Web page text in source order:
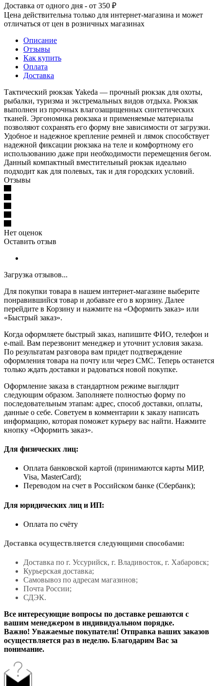
Доставка от одного дня - от 350 ₽
Цена действительна только для интернет-магазина и может
отличаться от цен в розничных магазинах
Описание
Отзывы
Как купить
Оплата
Доставка
Тактический рюкзак Yakedа ― прочный рюкзак для охоты,
рыбалки, туризма и экстремальных видов отдыха. Рюкзак
выполнен из прочных влагозащищенных синтетических
тканей. Эргономика рюкзака и применяемые материалы
позволяют сохранять его форму вне зависимости от загрузки.
Удобное и надежное крепление ремней и лямок способствует
надежной фиксации рюкзака на теле и комфортному его
использованию даже при необходимости перемещения бегом.
Данный компактный вместительный рюкзак идеально
подходит как для полевых, так и для городских условий.
Отзывы
Нет оценок
Оставить отзыв
Загрузка отзывов...
Для покупки товара в нашем интернет-магазине выберите
понравившийся товар и добавьте его в корзину. Далее
перейдите в Корзину и нажмите на «Оформить заказ» или
«Быстрый заказ».
Когда оформляете быстрый заказ, напишите ФИО, телефон и
e-mail. Вам перезвонит менеджер и уточнит условия заказа.
По результатам разговора вам придет подтверждение
оформления товара на почту или через СМС. Теперь останется
только ждать доставки и радоваться новой покупке.
Оформление заказа в стандартном режиме выглядит
следующим образом. Заполняете полностью форму по
последовательным этапам: адрес, способ доставки, оплаты,
данные о себе. Советуем в комментарии к заказу написать
информацию, которая поможет курьеру вас найти. Нажмите
кнопку «Оформить заказ».
Для физических лиц:
Оплата банковской картой (принимаются карты МИР,
Visa, MasterCard);
Переводом на счет в Российском банке (Сбербанк);
Для юридических лиц и ИП:
Оплата по счёту
Доставка осуществляется следующими способами:
Доставка по г. Уссурийск, г. Владивосток, г. Хабаровск;
Курьерская доставка;
Самовывоз по адресам магазинов;
Почта России;
СДЭК.
Все интересующие вопросы по доставке решаются с
вашим менеджером в индивидуальном порядке.
Важно! Уважаемые покупатели! Отправка ваших заказов
осуществляется раз в неделю. Благодарим Вас за
понимание.